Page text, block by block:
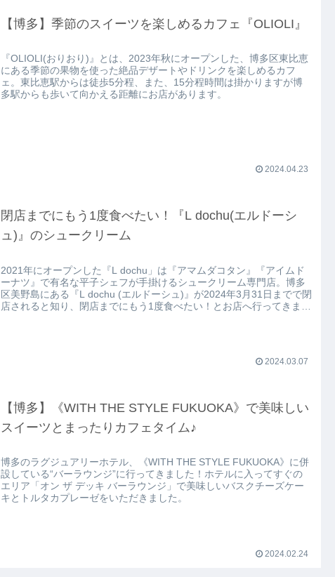
【博多】季節のスイーツを楽しめるカフェ『OLIOLI』
『OLIOLI(おりおり)』とは、2023年秋にオープンした、博多区東比恵
にある季節の果物を使った絶品デザートやドリンクを楽しめるカフ
ェ。東比恵駅からは徒歩5分程、また、15分程時間は掛かりますが博
多駅からも歩いて向かえる距離にお店があります。
2024.04.23
閉店までにもう1度食べたい！『L dochu(エルドーシ
ュ)』のシュークリーム
2021年にオープンした『L dochu」は『アマムダコタン』『アイムド
ーナツ』で有名な平子シェフが手掛けるシュークリーム専門店。博多
区美野島にある『L dochu (エルドーシュ)』が2024年3月31日までで閉
店されると知り、閉店までにもう1度食べたい！とお店へ行ってきまし
2024.03.07
【博多】《WITH THE STYLE FUKUOKA》で美味しい
スイーツとまったりカフェタイム♪
博多のラグジュアリーホテル、《WITH THE STYLE FUKUOKA》に併
設している“バーラウンジ”に行ってきました！ホテルに入ってすぐの
エリア「オン ザ デッキ バーラウンジ」で美味しいバスクチーズケー
キとトルタカプレーゼをいただきました。
2024.02.24